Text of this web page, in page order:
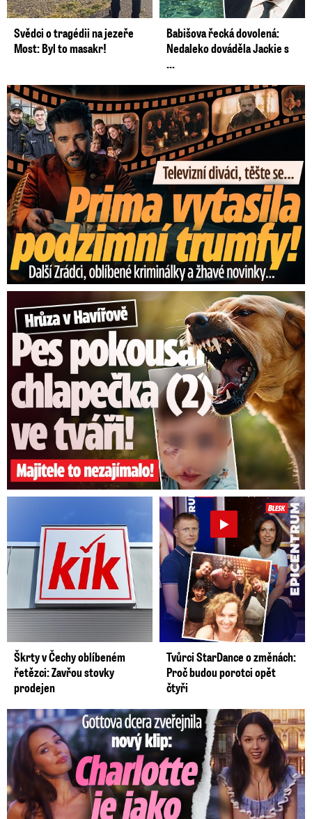
Svědci o tragédii na jezeře
Most: Byl to masakr!
Babišova řecká dovolená:
Nedaleko dováděla Jackie s
...
Prima vytasila podzimní trumfy! Další Zrádci a žhavé novinky
Hrůza v Havířově: Pes pokousal chlapečka (2) ve tváři!
Škrty v Čechy oblíbeném
řetězci: Zavřou stovky
prodejen
Tvůrci StarDance o změnách:
Proč budou porotci opět
čtyři
Gottova dcera zveřejnila nový klip: Je jako Olivie Rodrigo!